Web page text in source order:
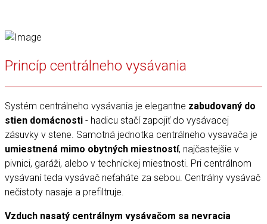
Princíp centrálneho vysávania
Systém centrálneho vysávania je elegantne zabudovaný do
stien domácnosti - hadicu stačí zapojiť do vysávacej
zásuvky v stene. Samotná jednotka centrálneho vysavača je
umiestnená mimo obytných miestností, najčastejšie v
pivnici, garáži, alebo v technickej miestnosti. Pri centrálnom
vysávaní teda vysávač neťaháte za sebou. Centrálny vysávač
nečistoty nasaje a prefiltruje.
Vzduch nasatý centrálnym vysávačom sa nevracia